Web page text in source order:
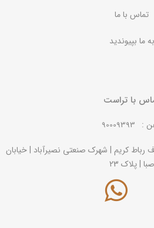
تماس با ما
به ما بپیوندید
با تراست
:
90009393
رباط کریم | شهرک صنعتی نصیرآباد | خیابان
صبا | پلاک 23